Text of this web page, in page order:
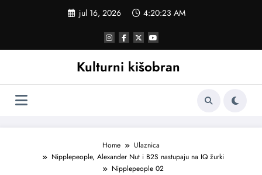
jul 16, 2026 4:20:24 AM
Kulturni kišobran
Home
Ulaznica
Nipplepeople, Alexander Nut i B2S nastupaju na IQ žurki
Nipplepeople 02